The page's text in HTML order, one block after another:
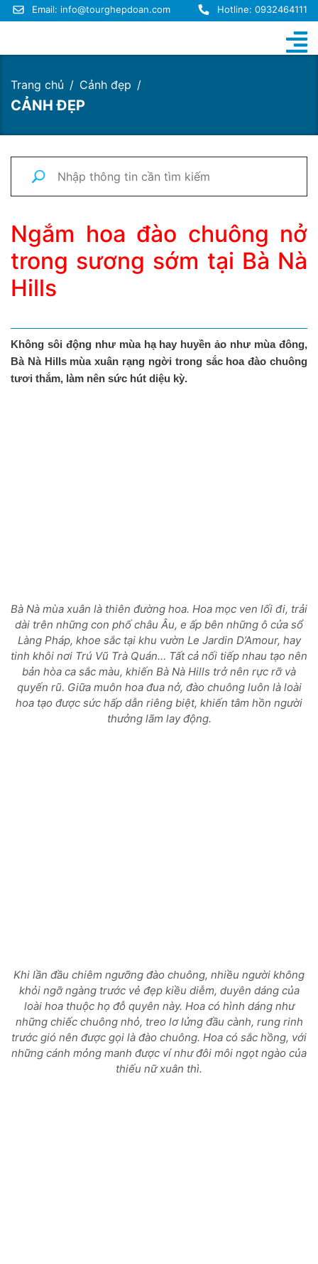
Email: info@tourghepdoan.com Hotline: 0932464111
Trang chủ Cảnh đẹp
CẢNH ĐẸP
Ngắm hoa đào chuông nở
trong sương sớm tại Bà Nà
Hills
Không sôi động như mùa hạ hay huyền ảo như mùa đông,
Bà Nà Hills mùa xuân rạng ngời trong sắc hoa đào chuông
tươi thắm, làm nên sức hút diệu kỳ.
Bà Nà mùa xuân là thiên đường hoa. Hoa mọc ven lối đi, trải
dài trên những con phố châu Âu, e ấp bên những ô cửa sổ
Làng Pháp, khoe sắc tại khu vườn Le Jardin D’Amour, hay
tinh khôi nơi Trú Vũ Trà Quán… Tất cả nối tiếp nhau tạo nên
bản hòa ca sắc màu, khiến Bà Nà Hills trở nên rực rỡ và
quyến rũ. Giữa muôn hoa đua nở, đào chuông luôn là loài
hoa tạo được sức hấp dẫn riêng biệt, khiến tâm hồn người
thưởng lãm lay động.
Khi lần đầu chiêm ngưỡng đào chuông, nhiều người không
khỏi ngỡ ngàng trước vẻ đẹp kiều diễm, duyên dáng của
loài hoa thuộc họ đỗ quyên này. Hoa có hình dáng như
những chiếc chuông nhỏ, treo lơ lửng đầu cành, rung rinh
trước gió nên được gọi là đào chuông. Hoa có sắc hồng, với
những cánh mỏng manh được ví như đôi môi ngọt ngào của
thiếu nữ xuân thì.